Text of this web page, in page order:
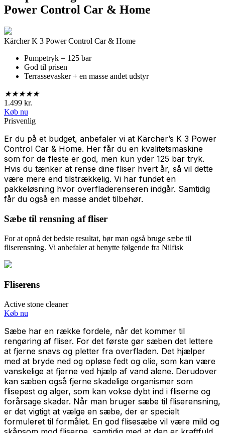
Power Control Car & Home
Kärcher K 3 Power Control Car & Home
Pumpetryk = 125 bar
God til prisen
Terrassevasker + en masse andet udstyr
★★★★★
1.499 kr.
Køb nu
Prisvenlig
Er du på et budget, anbefaler vi at Kärcher’s K 3 Power
Control Car & Home. Her får du en kvalitetsmaskine
som for de fleste er god, men kun yder 125 bar tryk.
Hvis du tænker at rense dine fliser hvert år, så vil dette
være mere end tilstrækkelig. Vi har fundet en
pakkeløsning hvor overfladerenseren indgår. Samtidig
får du også en masse andet tilbehør.
Sæbe til rensning af fliser
For at opnå det bedste resultat, bør man også bruge sæbe til
fliserensning. Vi anbefaler at benytte følgende fra Nilfisk
Fliserens
Active stone cleaner
Køb nu
Sæbe har en række fordele, når det kommer til
rengøring af fliser. For det første gør sæben det lettere
at fjerne snavs og pletter fra overfladen. Det hjælper
med at bryde ned og opløse fedt og olie, som kan være
vanskelige at fjerne ved hjælp af vand alene. Derudover
kan sæben også fjerne skadelige organismer som
flisepest og alger, som kan vokse dybt ind i fliserne og
forårsage skader. Når man bruger sæbe til fliserensning,
er det vigtigt at vælge en sæbe, der er specielt
formuleret til formålet. En god flisesæbe vil være mild og